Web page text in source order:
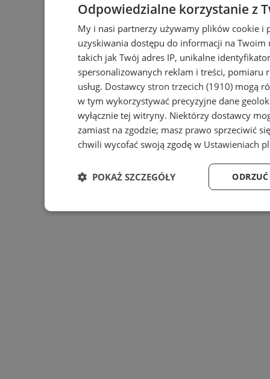
Odpowiedzialne korzystanie z
My i nasi partnerzy używamy plików cookie
uzyskiwania dostępu do informacji na
takich jak Twój adres IP, unikalne
spersonalizowanych reklam i treści, pomiaru
usług. Dostawcy stron trzecich (1910) mogą
w tym wykorzystywać precyzyjne dane
wyłącznie tej witryny. Niektórzy dostawcy
zamiast na zgodzie; masz prawo sprzeciwić
chwili wycofać swoją zgodę w Ustawieniach
POKAŻ SZCZEGÓŁY
Niezbędne Wydajność